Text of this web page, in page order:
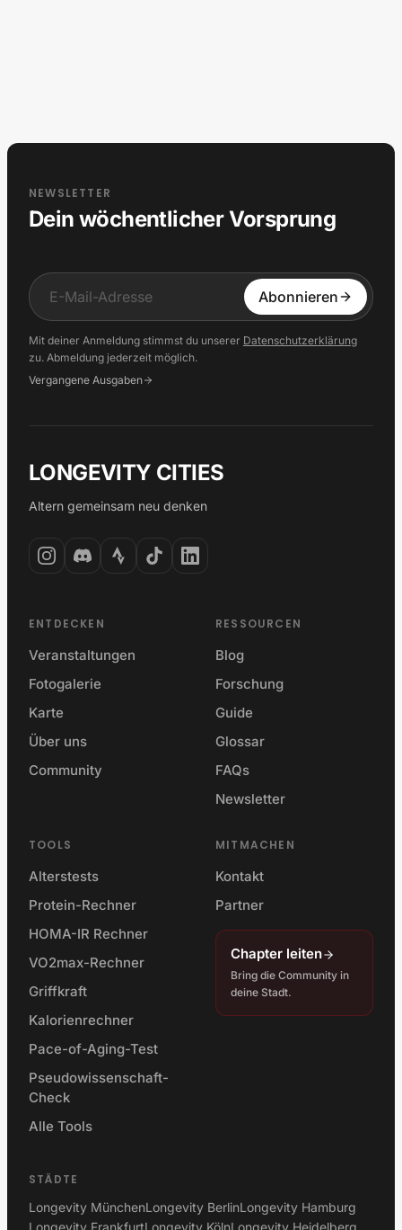
NEWSLETTER
Dein wöchentlicher Vorsprung
Input Abonnieren
Mit deiner Anmeldung stimmst du unserer Datenschutzerklärung
zu. Abmeldung jederzeit möglich.
Vergangene Ausgaben
LONGEVITY CITIES
Altern gemeinsam neu denken
ENTDECKEN
Veranstaltungen
Fotogalerie
Karte
Über uns
Community
RESSOURCEN
Blog
Forschung
Guide
Glossar
FAQs
Newsletter
TOOLS
Alterstests
Protein-Rechner
HOMA-IR Rechner
VO2max-Rechner
Griffkraft
Kalorienrechner
Pace-of-Aging-Test
Pseudowissenschaft-
Check
Alle Tools
MITMACHEN
Kontakt
Partner
Chapter leiten
Bring die Community in
deine Stadt.
STÄDTE
Longevity MünchenLongevity BerlinLongevity Hamburg
Longevity FrankfurtLongevity KölnLongevity Heidelberg